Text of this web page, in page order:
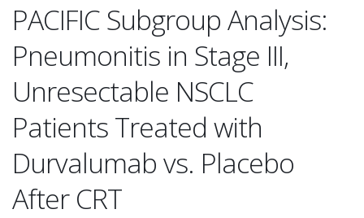
PACIFIC Subgroup Analysis:
Pneumonitis in Stage III,
Unresectable NSCLC
Patients Treated with
Durvalumab vs. Placebo
After CRT